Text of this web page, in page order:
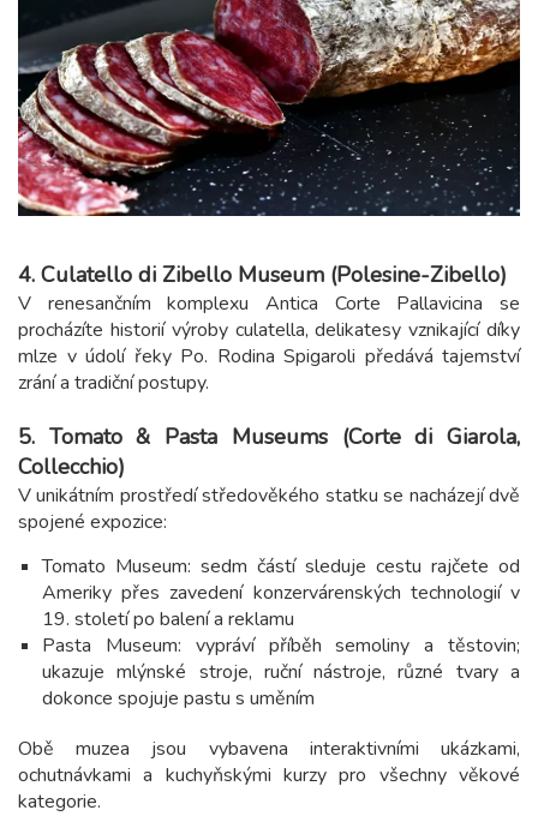
4. Culatello di Zibello Museum (Polesine-Zibello)
V renesančním komplexu Antica Corte Pallavicina se
procházíte historií výroby culatella, delikatesy vznikající díky
mlze v údolí řeky Po. Rodina Spigaroli předává tajemství
zrání a tradiční postupy.
5. Tomato & Pasta Museums (Corte di Giarola,
Collecchio)
V unikátním prostředí středověkého statku se nacházejí dvě
spojené expozice:
Tomato Museum: sedm částí sleduje cestu rajčete od
Ameriky přes zavedení konzervárenských technologií v
19. století po balení a reklamu
Pasta Museum: vypráví příběh semoliny a těstovin;
ukazuje mlýnské stroje, ruční nástroje, různé tvary a
dokonce spojuje pastu s uměním
Obě muzea jsou vybavena interaktivními ukázkami,
ochutnávkami a kuchyňskými kurzy pro všechny věkové
kategorie.